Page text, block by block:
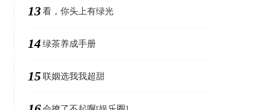
13看，你头上有绿光
14绿茶养成手册
15联姻选我我超甜